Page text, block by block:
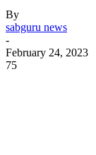
By
sabguru news
-
February 24, 2023
75